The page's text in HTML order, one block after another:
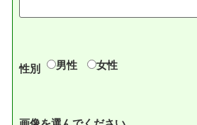
性別 男性 女性